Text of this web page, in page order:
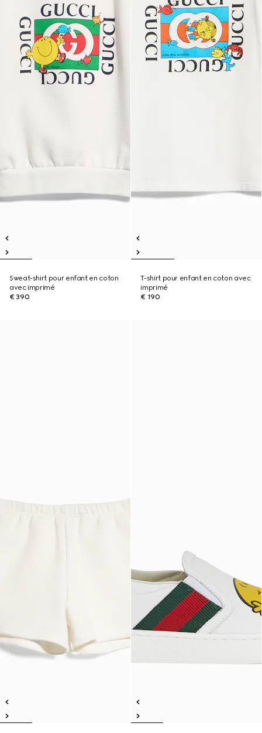
Sweat-shirt pour enfant en coton
avec imprimé
€ 390
T-shirt pour enfant en coton avec
imprimé
€ 190